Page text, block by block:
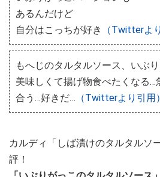
あるんだけど
自分はこっちが好き
（Twitterよ
もへじのタルタルソース、いぶ
美味しくて揚げ物食べたくなる…
合う…好きだ… （Twitterより引用）
カルディ「しば漬けのタルタルソ
評！